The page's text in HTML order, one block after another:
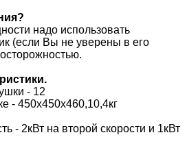
надо использовать
(если Вы не уверены в его
- 12
- 450х450х460,10,4кг
- 2кВт на второй скорости и 1кВт